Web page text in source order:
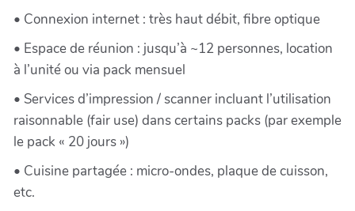
• Connexion internet : très haut débit, fibre optique
• Espace de réunion : jusqu’à ~12 personnes, location
à l’unité ou via pack mensuel
• Services d’impression / scanner incluant l’utilisation
raisonnable (fair use) dans certains packs (par exemple
le pack « 20 jours »)
• Cuisine partagée : micro-ondes, plaque de cuisson,
etc.